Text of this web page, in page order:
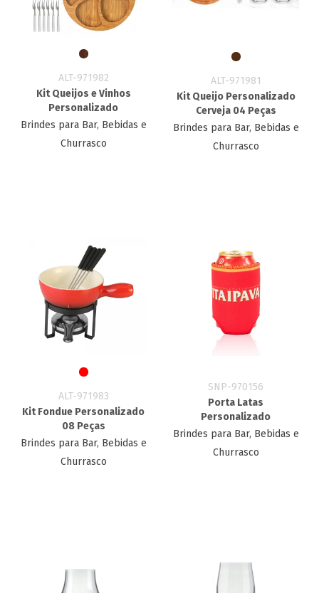
ALT-971982
Kit Queijos e Vinhos
Personalizado
Brindes para Bar, Bebidas e
Churrasco
ALT-971981
Kit Queijo Personalizado
Cerveja 04 Peças
Brindes para Bar, Bebidas e
Churrasco
ALT-971983
Kit Fondue Personalizado
08 Peças
Brindes para Bar, Bebidas e
Churrasco
SNP-970156
Porta Latas
Personalizado
Brindes para Bar, Bebidas e
Churrasco